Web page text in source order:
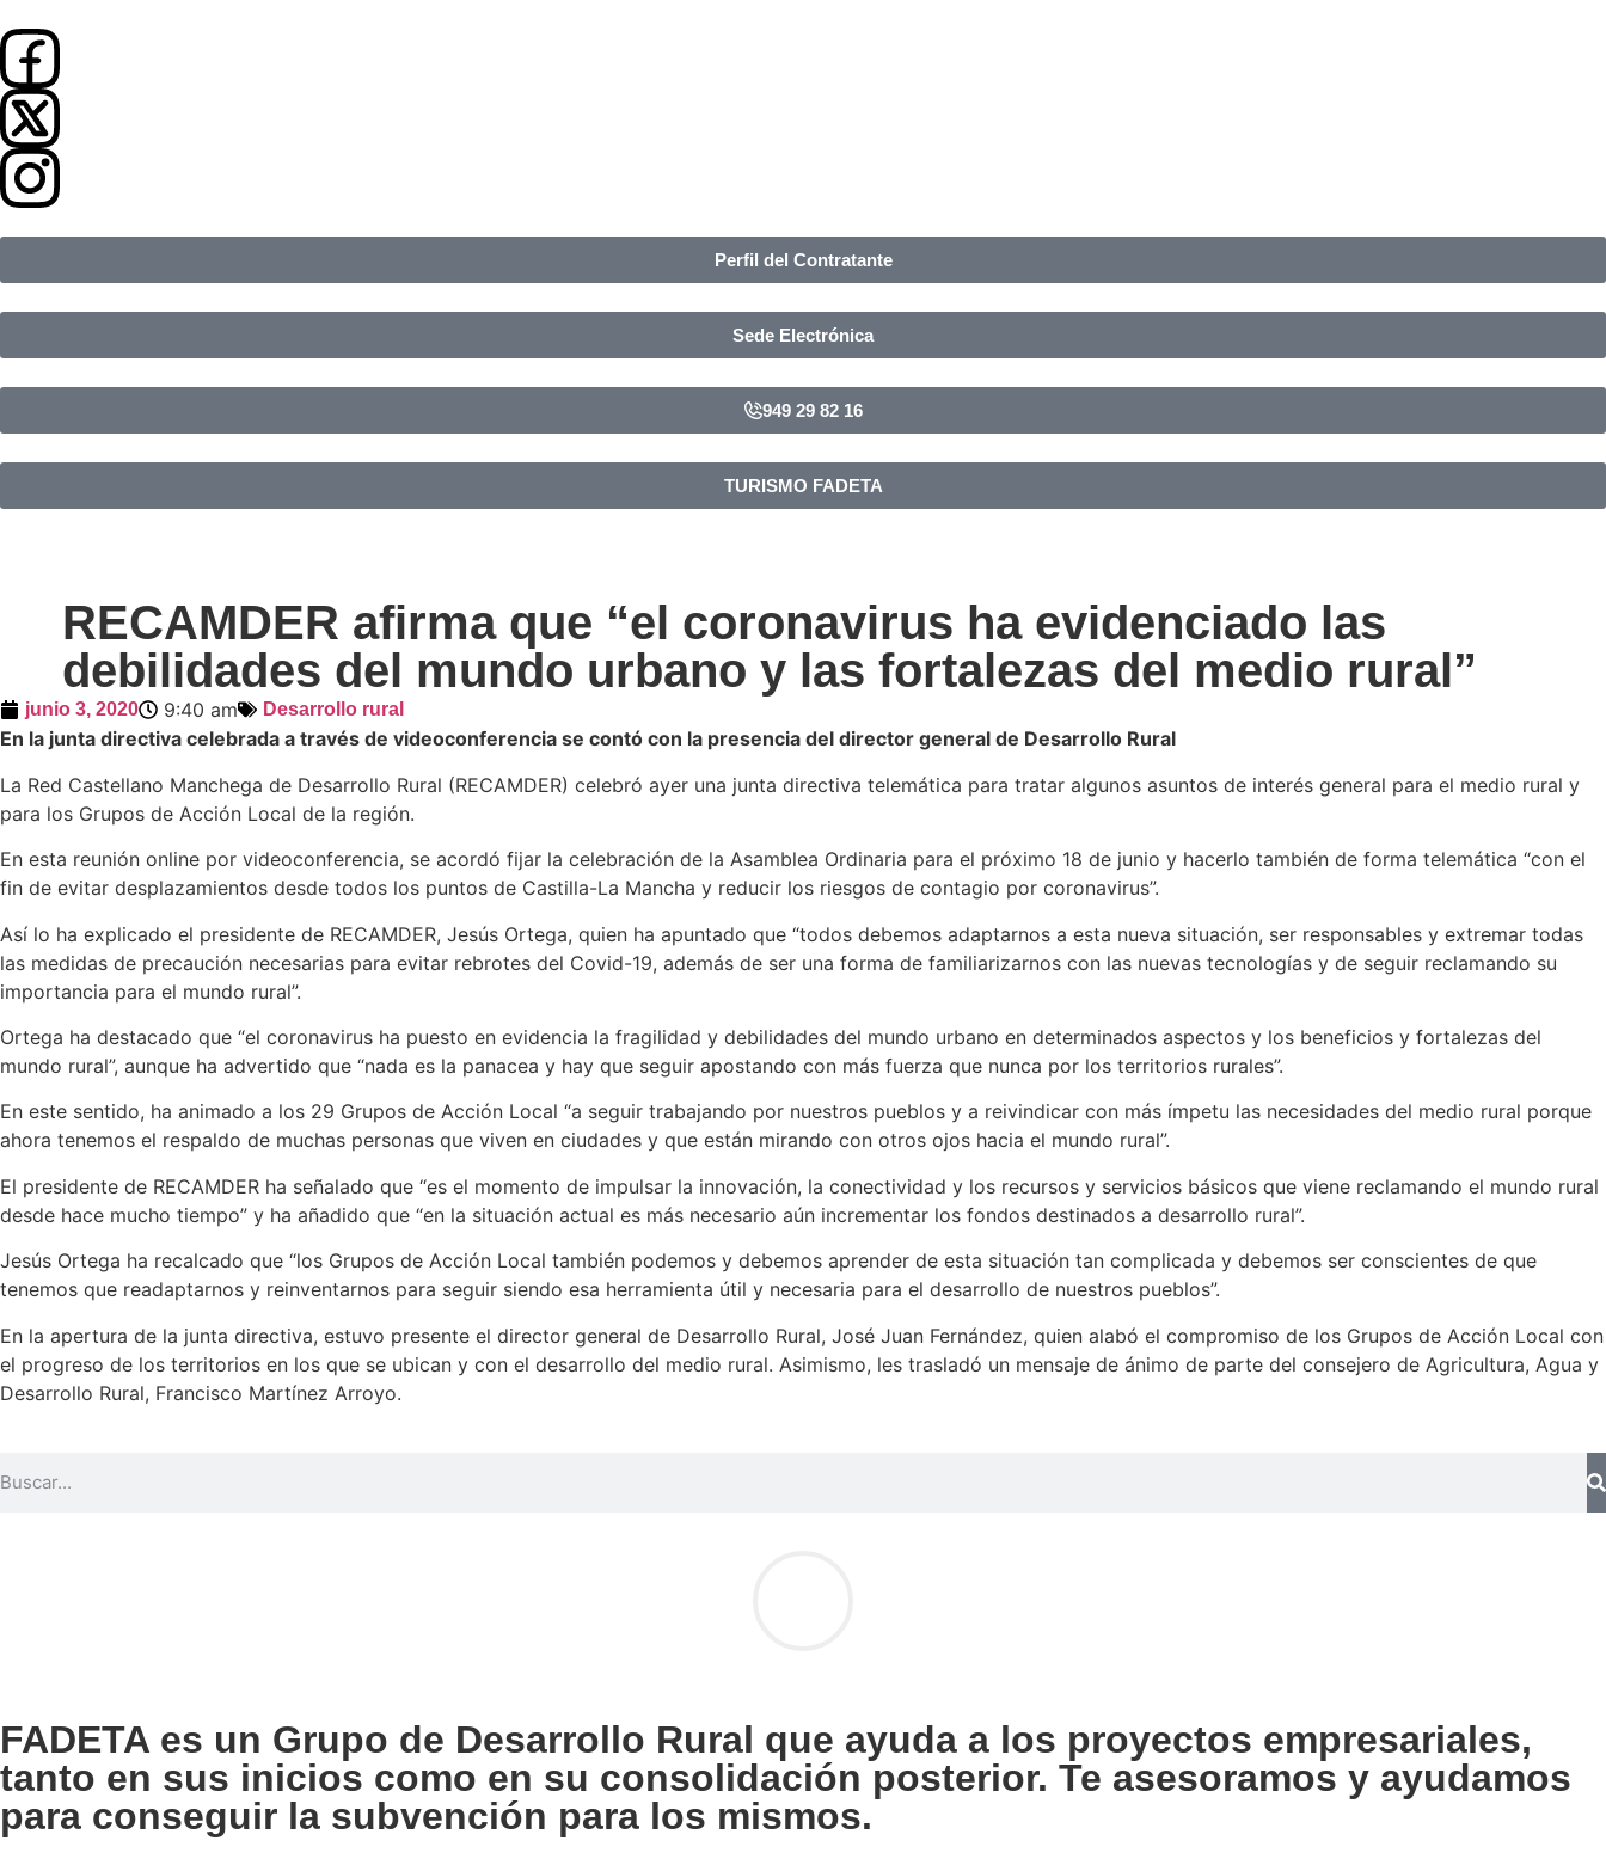
Perfil del Contratante
Sede Electrónica
949 29 82 16
TURISMO FADETA
RECAMDER afirma que “el coronavirus ha evidenciado las
debilidades del mundo urbano y las fortalezas del medio rural”
junio 3, 2020 9:40 am Desarrollo rural
En la junta directiva celebrada a través de videoconferencia se contó con la presencia del director general de Desarrollo Rural
La Red Castellano Manchega de Desarrollo Rural (RECAMDER) celebró ayer una junta directiva telemática para tratar algunos asuntos de interés general para el medio rural y
para los Grupos de Acción Local de la región.
En esta reunión online por videoconferencia, se acordó fijar la celebración de la Asamblea Ordinaria para el próximo 18 de junio y hacerlo también de forma telemática “con el
fin de evitar desplazamientos desde todos los puntos de Castilla-La Mancha y reducir los riesgos de contagio por coronavirus”.
Así lo ha explicado el presidente de RECAMDER, Jesús Ortega, quien ha apuntado que “todos debemos adaptarnos a esta nueva situación, ser responsables y extremar todas
las medidas de precaución necesarias para evitar rebrotes del Covid-19, además de ser una forma de familiarizarnos con las nuevas tecnologías y de seguir reclamando su
importancia para el mundo rural”.
Ortega ha destacado que “el coronavirus ha puesto en evidencia la fragilidad y debilidades del mundo urbano en determinados aspectos y los beneficios y fortalezas del
mundo rural”, aunque ha advertido que “nada es la panacea y hay que seguir apostando con más fuerza que nunca por los territorios rurales”.
En este sentido, ha animado a los 29 Grupos de Acción Local “a seguir trabajando por nuestros pueblos y a reivindicar con más ímpetu las necesidades del medio rural porque
ahora tenemos el respaldo de muchas personas que viven en ciudades y que están mirando con otros ojos hacia el mundo rural”.
El presidente de RECAMDER ha señalado que “es el momento de impulsar la innovación, la conectividad y los recursos y servicios básicos que viene reclamando el mundo rural
desde hace mucho tiempo” y ha añadido que “en la situación actual es más necesario aún incrementar los fondos destinados a desarrollo rural”.
Jesús Ortega ha recalcado que “los Grupos de Acción Local también podemos y debemos aprender de esta situación tan complicada y debemos ser conscientes de que
tenemos que readaptarnos y reinventarnos para seguir siendo esa herramienta útil y necesaria para el desarrollo de nuestros pueblos”.
En la apertura de la junta directiva, estuvo presente el director general de Desarrollo Rural, José Juan Fernández, quien alabó el compromiso de los Grupos de Acción Local con
el progreso de los territorios en los que se ubican y con el desarrollo del medio rural. Asimismo, les trasladó un mensaje de ánimo de parte del consejero de Agricultura, Agua y
Desarrollo Rural, Francisco Martínez Arroyo.
FADETA es un Grupo de Desarrollo Rural que ayuda a los proyectos empresariales,
tanto en sus inicios como en su consolidación posterior. Te asesoramos y ayudamos
para conseguir la subvención para los mismos.